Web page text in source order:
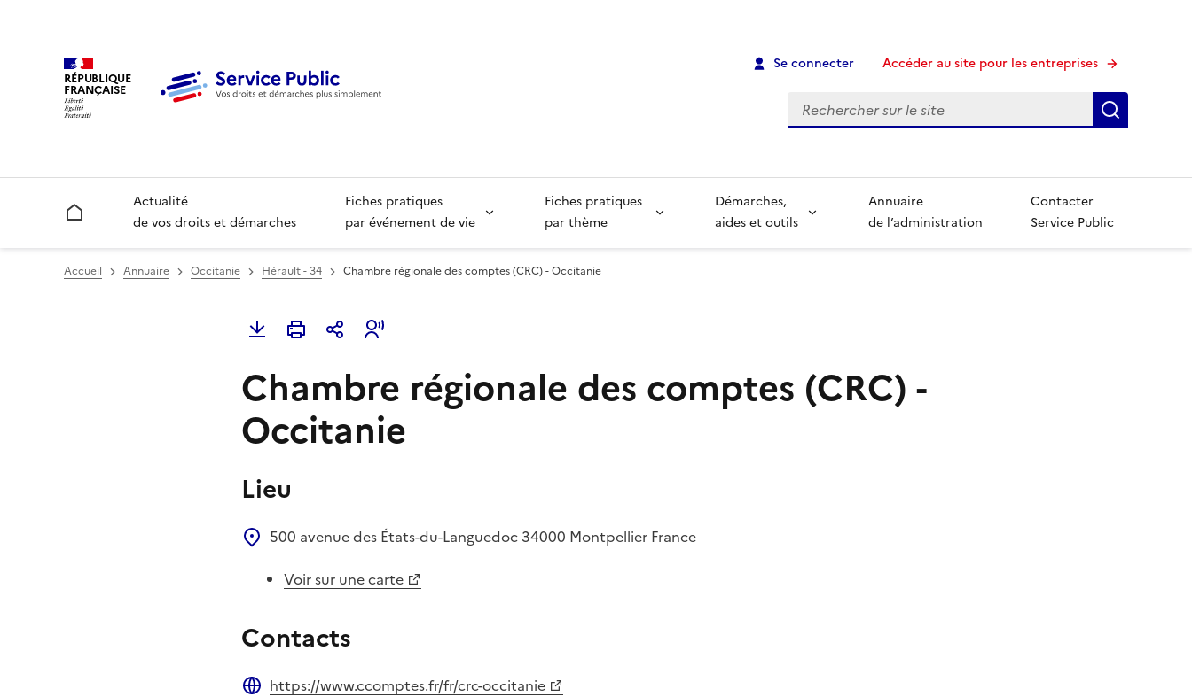
RÉPUBLIQUE
FRANÇAISE
Se connecter Accéder au site pour les entreprises
Recherche
Accueil
Actualité
de vos droits et démarches
Fiches pratiques
par événement de vie
Fiches pratiques
par thème
Démarches,
aides et outils
Annuaire
de l’administration
Contacter
Service Public
Accueil Annuaire Occitanie Hérault - 34 Chambre régionale des comptes (CRC) - Occitanie
Chambre régionale des comptes (CRC) -
Occitanie
Lieu
500 avenue des États-du-Languedoc 34000 Montpellier France
Voir sur une carte
Contacts
https://www.ccomptes.fr/fr/crc-occitanie